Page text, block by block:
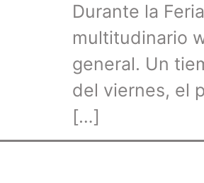
Durante la
multitudinario
general. Un
del viernes, el
[…]